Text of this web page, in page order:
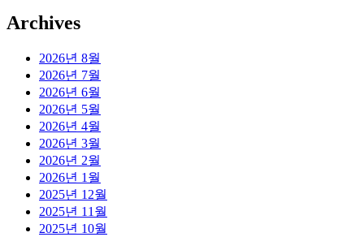
Archives
2026년 8월
2026년 7월
2026년 6월
2026년 5월
2026년 4월
2026년 3월
2026년 2월
2026년 1월
2025년 12월
2025년 11월
2025년 10월